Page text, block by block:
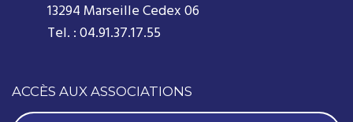
13294 Marseille Cedex 06
Tel. : 04.91.37.17.55
ACCÈS AUX ASSOCIATIONS